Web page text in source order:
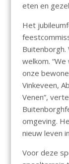
eten en
Het
Buitenborgh.
welkom.
onze
Vinkeveen,
Venen”,
omgeving.
nieuw leven
Voor deze